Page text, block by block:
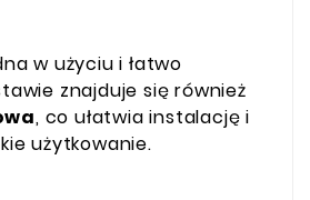
w użyciu i łatwo
znajduje się również
, co ułatwia instalację i
użytkowanie.